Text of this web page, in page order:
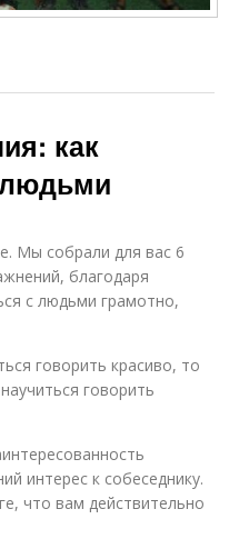
как
людьми
Мы собрали для вас 6
благодаря
с людьми грамотно,
говорить красиво, то
говорить
интерес к собеседнику.
что вам действительно